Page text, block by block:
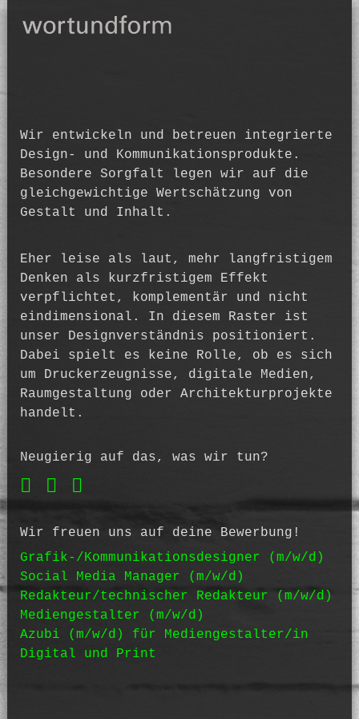
Wir entwickeln und betreuen integrierte
Design- und Kommunikations­produkte.
Besondere Sorgfalt legen wir auf die
gleichgewichtige Wertschätzung von
Gestalt und Inhalt.
Eher leise als laut, mehr langfristigem
Denken als kurzfristigem Effekt
verpflichtet, komplementär und nicht
eindimensional. In diesem Raster ist
unser Design­verständnis positioniert.
Dabei spielt es keine Rolle, ob es sich
um Druckerzeugnisse, digitale Medien,
Raumgestaltung oder Architektur­projekte
handelt.
Neugierig auf das, was wir tun?
Wir freuen uns auf deine Bewerbung!
Grafik-/Kommunikationsdesigner (m/w/d)
Social Media Manager (m/w/d)
Redakteur/technischer Redakteur (m/w/d)
Mediengestalter (m/w/d)
Azubi (m/w/d) für Mediengestalter/in
Digital und Print